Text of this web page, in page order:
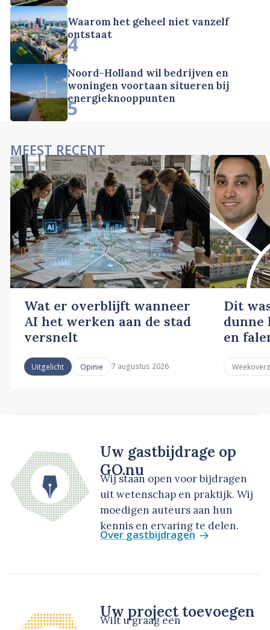
Waarom het geheel niet vanzelf
ontstaat
4
Noord-Holland wil bedrijven en
woningen voortaan situeren bij
energieknooppunten
5
MEEST RECENT
Wat er overblijft wanneer
AI het werken aan de stad
versnelt
Uitgelicht Opinie 7 augustus 2026
Dit
dunne
en
Uw gastbijdrage op
GO.nu
Wij staan open voor bijdragen
uit wetenschap en praktijk. Wij
moedigen auteurs aan hun
kennis en ervaring te delen.
Over gastbijdragen
Uw project toevoegen
Wilt u graag een